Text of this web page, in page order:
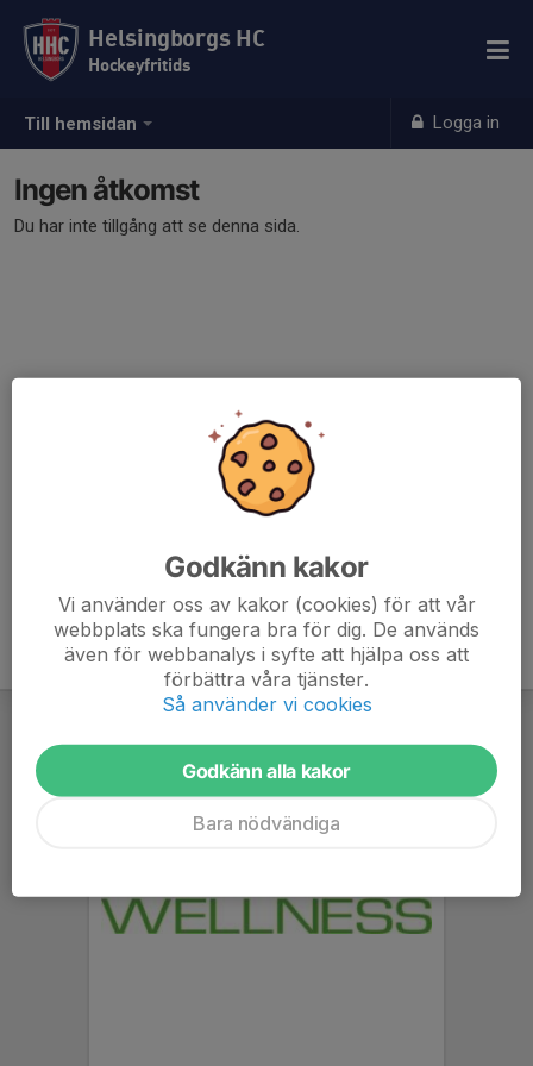
Till hemsidan Logga in
Helsingborgs HC
Hockeyfritids
Ingen åtkomst
Du har inte tillgång att se denna sida.
Godkänn kakor
Vi använder oss av kakor (cookies) för att vår
webbplats ska fungera bra för dig. De används
även för webbanalys i syfte att hjälpa oss att
förbättra våra tjänster.
Så använder vi cookies
Godkänn alla kakor
Bara nödvändiga